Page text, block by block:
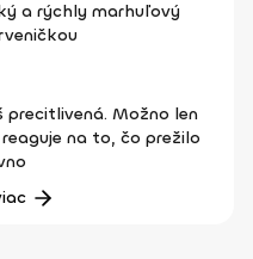
a rýchly marhuľový
precitlivená. Možno len
na to, čo prežilo